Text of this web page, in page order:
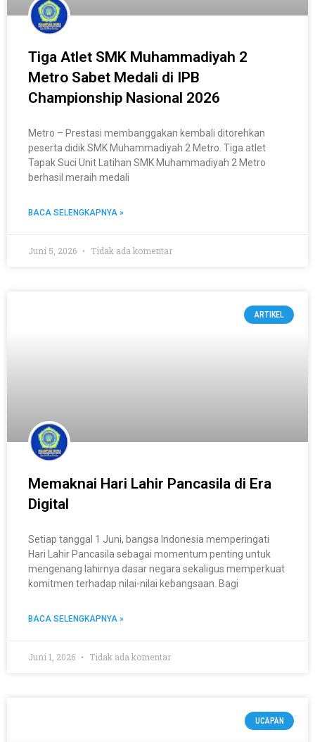
Tiga Atlet SMK Muhammadiyah 2
Metro Sabet Medali di IPB
Championship Nasional 2026
Metro – Prestasi membanggakan kembali ditorehkan
peserta didik SMK Muhammadiyah 2 Metro. Tiga atlet
Tapak Suci Unit Latihan SMK Muhammadiyah 2 Metro
berhasil meraih medali
BACA SELENGKAPNYA »
Juni 5, 2026 Tidak ada komentar
ARTIKEL
Memaknai Hari Lahir Pancasila di Era
Digital
Setiap tanggal 1 Juni, bangsa Indonesia memperingati
Hari Lahir Pancasila sebagai momentum penting untuk
mengenang lahirnya dasar negara sekaligus memperkuat
komitmen terhadap nilai-nilai kebangsaan. Bagi
BACA SELENGKAPNYA »
Juni 1, 2026 Tidak ada komentar
UCAPAN